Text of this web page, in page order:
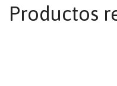
Productos